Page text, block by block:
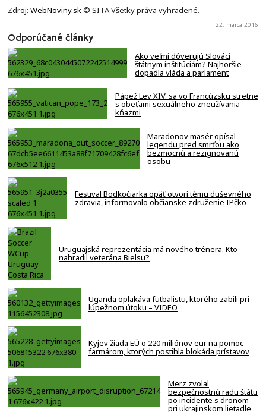
Zdroj: WebNoviny.sk© SITA Všetky práva vyhradené.
22. marca 2016
Odporúčané články
Ako veľmi dôverujú Slováci
štátnym inštitúciám? Najhoršie
dopadla vláda a parlament
Pápež Lev XIV. sa vo Francúzsku stretne
s obeťami sexuálneho zneužívania
kňazmi
Maradonov masér opísal
legendu pred smrťou ako
bezmocnú a rezignovanú
osobu
Festival Bodkočiarka opäť otvorí tému duševného
zdravia, informovalo občianske združenie IPčko
Uruguajská reprezentácia má nového trénera. Kto
nahradil veterána Bielsu?
Uganda oplakáva futbalistu, ktorého zabili pri
lúpežnom útoku – VIDEO
Kyjev žiada EÚ o 220 miliónov eur na pomoc
farmárom, ktorých postihla blokáda prístavov
Merz zvolal
bezpečnostnú radu štátu
po incidente s dronom
pri ukrajinskom lietadle